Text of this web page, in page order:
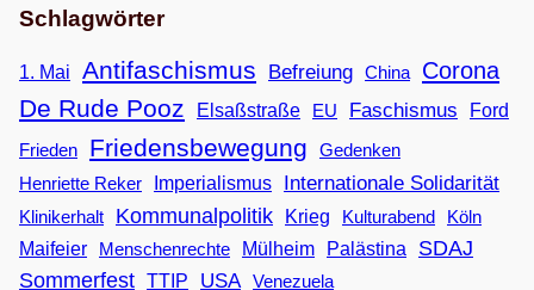
Schlagwörter
1. Mai Antifaschismus Befreiung China Corona
De Rude Pooz Elsaßstraße EU Faschismus
Ford
Frieden
Friedensbewegung
Gedenken
Henriette Reker
Imperialismus Internationale Solidarität
Klinikerhalt Kommunalpolitik Krieg Kulturabend
Köln
Maifeier
Menschenrechte Mülheim Palästina
SDAJ
Sommerfest TTIP USA Venezuela